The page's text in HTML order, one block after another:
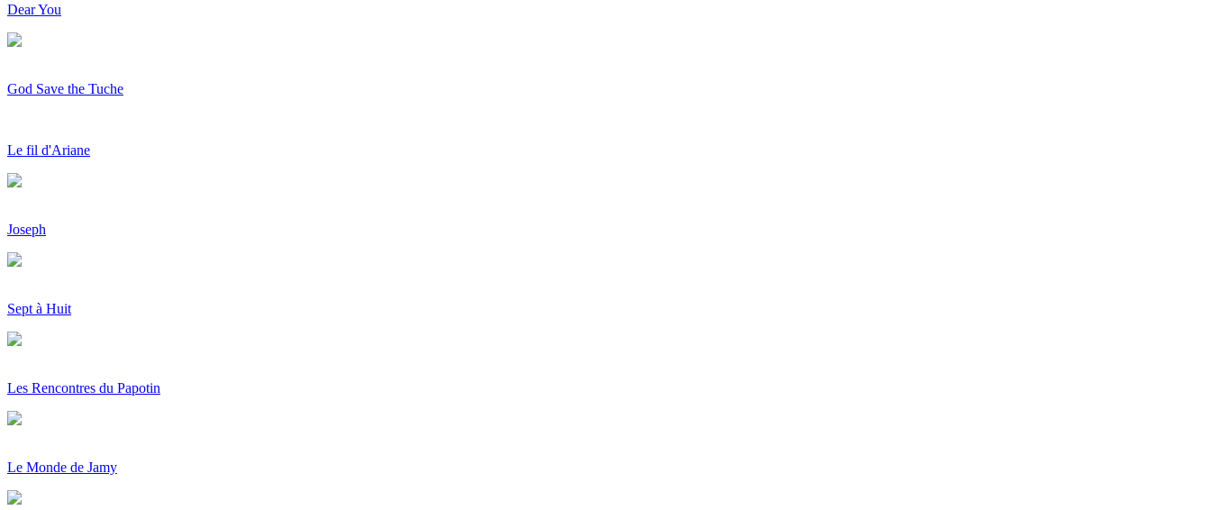
Dear You
God Save the Tuche
Le fil d'Ariane
Joseph
Sept à Huit
Les Rencontres du Papotin
Le Monde de Jamy